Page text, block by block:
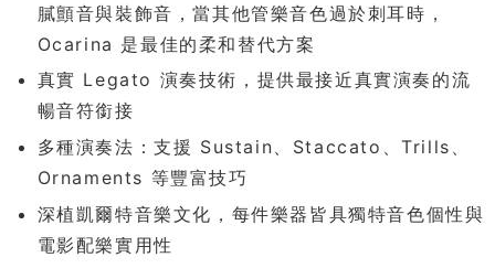
膩顫音與裝飾音，當其他管樂音色過於刺耳時，
Ocarina 是最佳的柔和替代方案
真實 Legato 演奏技術，提供最接近真實演奏的流
暢音符銜接
多種演奏法：支援 Sustain、Staccato、Trills、
Ornaments 等豐富技巧
深植凱爾特音樂文化，每件樂器皆具獨特音色個性與
電影配樂實用性